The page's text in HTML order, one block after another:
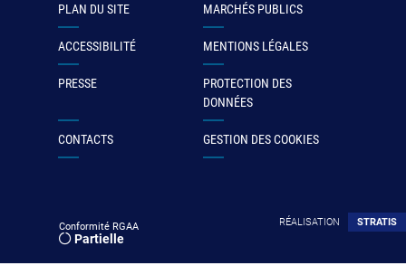
PLAN DU SITE MARCHÉS PUBLICS
ACCESSIBILITÉ MENTIONS LÉGALES
PRESSE
PROTECTION DES
DONNÉES
CONTACTS GESTION DES COOKIES
Conformité RGAA
Partielle
RÉALISATION STRATIS